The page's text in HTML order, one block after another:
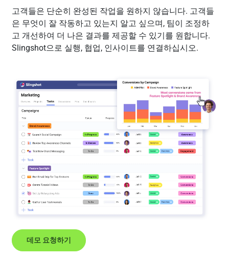
고객들은 단순히 완성된 작업을 원하지 않습니다. 고객들
은 무엇이 잘 작동하고 있는지 알고 싶으며, 팀이 조정하
고 개선하여 더 나은 결과를 제공할 수 있기를 원합니다.
Slingshot으로 실행, 협업, 인사이트를 연결하십시오.
데모 요청하기